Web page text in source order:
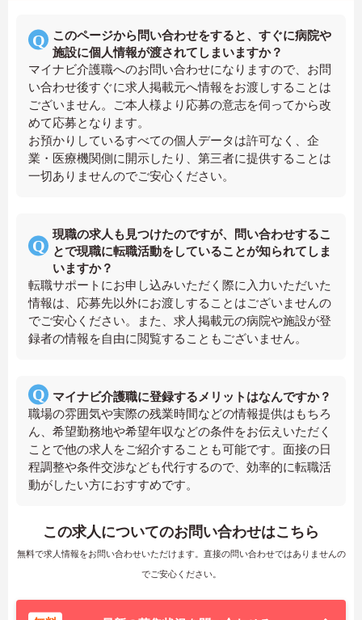
このページから問い合わせをすると、すぐに病院や
施設に個人情報が渡されてしまいますか？
マイナビ介護職へのお問い合わせになりますので、お問
い合わせ後すぐに求人掲載元へ情報をお渡しすることは
ございません。ご本人様より応募の意志を伺ってから改
めて応募となります。
お預かりしているすべての個人データは許可なく、企
業・医療機関側に開示したり、第三者に提供することは
一切ありませんのでご安心ください。
現職の求人も見つけたのですが、問い合わせするこ
とで現職に転職活動をしていることが知られてしま
いますか？
転職サポートにお申し込みいただく際に入力いただいた
情報は、応募先以外にお渡しすることはございませんの
でご安心ください。また、求人掲載元の病院や施設が登
録者の情報を自由に閲覧することもございません。
マイナビ介護職に登録するメリットはなんですか？
職場の雰囲気や実際の残業時間などの情報提供はもちろ
ん、希望勤務地や希望年収などの条件をお伝えいただく
ことで他の求人をご紹介することも可能です。面接の日
程調整や条件交渉なども代行するので、効率的に転職活
動がしたい方におすすめです。
この求人についてのお問い合わせはこちら
無料で求人情報をお問い合わせいただけます。直接の問い合わせではありませんの
でご安心ください。